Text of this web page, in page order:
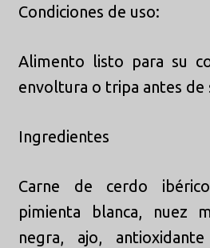
Condiciones de uso:
Alimento listo para su
envoltura o tripa antes de
Ingredientes
Carne de cerdo
pimienta blanca, nuez
negra, ajo,